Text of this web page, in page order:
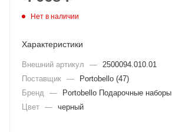
Нет в наличии
Характеристики
Внешний артикул —
2500094.010.01
Поставщик —
Portobello (47)
Бренд
—
Portobello Подарочные наборы
Цвет — черный